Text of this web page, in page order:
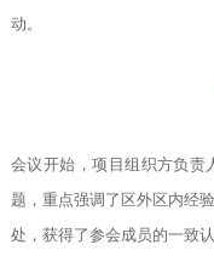
动。
会议开始，项目组织方负责
题，重点强调了区外区内经
处，获得了参会成员的一致